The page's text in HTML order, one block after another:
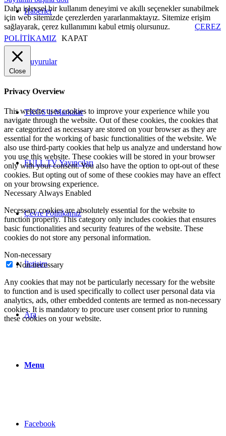
Haberler
Duyurular
TKGS’li Markalar
FULL TV Yayıncıları
Çevre Politikamız
İletişim
Ara
Menu
Facebook
Daha işlevsel bir kullanım deneyimi ve akıllı seçenekler sunabilmek
için web sitemizde çerezlerden yararlanmaktayız. Sitemize erişim
sağlayarak, çerez kullanımını kabul etmiş olursunuz.
ÇEREZ
POLİTİKAMIZ
KAPAT
Close
Privacy Overview
This website uses cookies to improve your experience while you
navigate through the website. Out of these cookies, the cookies that
are categorized as necessary are stored on your browser as they are
essential for the working of basic functionalities of the website. We
also use third-party cookies that help us analyze and understand how
you use this website. These cookies will be stored in your browser
only with your consent. You also have the option to opt-out of these
cookies. But opting out of some of these cookies may have an effect
on your browsing experience.
Necessary Always Enabled
Necessary cookies are absolutely essential for the website to
function properly. This category only includes cookies that ensures
basic functionalities and security features of the website. These
cookies do not store any personal information.
Non-necessary
Non-necessary
Any cookies that may not be particularly necessary for the website
to function and is used specifically to collect user personal data via
analytics, ads, other embedded contents are termed as non-necessary
cookies. It is mandatory to procure user consent prior to running
these cookies on your website.